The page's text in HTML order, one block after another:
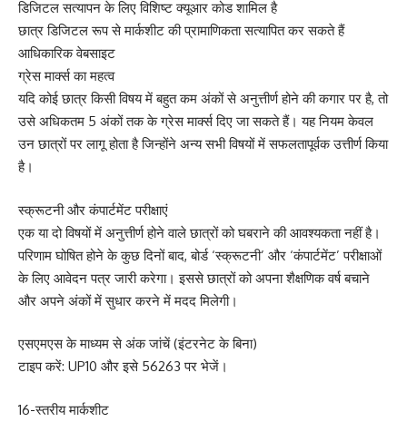
डिजिटल सत्यापन के लिए विशिष्ट क्यूआर कोड शामिल है
छात्र डिजिटल रूप से मार्कशीट की प्रामाणिकता सत्यापित कर सकते हैं
आधिकारिक वेबसाइट
ग्रेस मार्क्स का महत्व
यदि कोई छात्र किसी विषय में बहुत कम अंकों से अनुत्तीर्ण होने की कगार पर है, तो
उसे अधिकतम 5 अंकों तक के ग्रेस मार्क्स दिए जा सकते हैं। यह नियम केवल
उन छात्रों पर लागू होता है जिन्होंने अन्य सभी विषयों में सफलतापूर्वक उत्तीर्ण किया
है।
स्क्रूटनी और कंपार्टमेंट परीक्षाएं
एक या दो विषयों में अनुत्तीर्ण होने वाले छात्रों को घबराने की आवश्यकता नहीं है।
परिणाम घोषित होने के कुछ दिनों बाद, बोर्ड ‘स्क्रूटनी’ और ‘कंपार्टमेंट’ परीक्षाओं
के लिए आवेदन पत्र जारी करेगा। इससे छात्रों को अपना शैक्षणिक वर्ष बचाने
और अपने अंकों में सुधार करने में मदद मिलेगी।
एसएमएस के माध्यम से अंक जांचें (इंटरनेट के बिना)
टाइप करें: UP10 और इसे 56263 पर भेजें।
16-स्तरीय मार्कशीट